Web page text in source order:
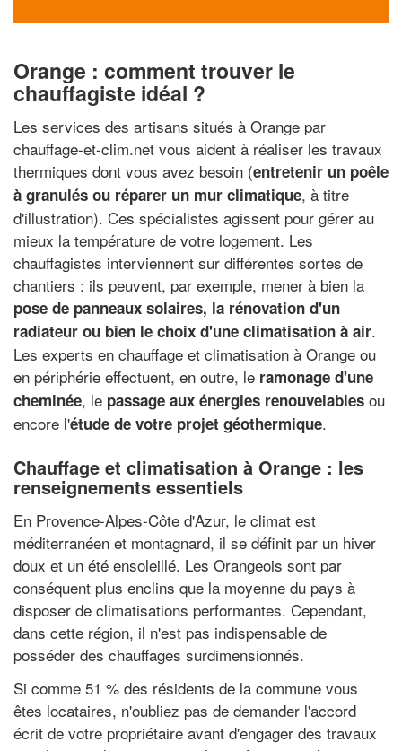
Orange : comment trouver le
chauffagiste idéal ?
Les services des artisans situés à Orange par
chauffage-et-clim.net vous aident à réaliser les travaux
thermiques dont vous avez besoin (entretenir un poêle
à granulés ou réparer un mur climatique, à titre
d'illustration). Ces spécialistes agissent pour gérer au
mieux la température de votre logement. Les
chauffagistes interviennent sur différentes sortes de
chantiers : ils peuvent, par exemple, mener à bien la
pose de panneaux solaires, la rénovation d'un
radiateur ou bien le choix d'une climatisation à air.
Les experts en chauffage et climatisation à Orange ou
en périphérie effectuent, en outre, le ramonage d'une
cheminée, le passage aux énergies renouvelables ou
encore l'étude de votre projet géothermique.
Chauffage et climatisation à Orange : les
renseignements essentiels
En Provence-Alpes-Côte d'Azur, le climat est
méditerranéen et montagnard, il se définit par un hiver
doux et un été ensoleillé. Les Orangeois sont par
conséquent plus enclins que la moyenne du pays à
disposer de climatisations performantes. Cependant,
dans cette région, il n'est pas indispensable de
posséder des chauffages surdimensionnés.
Si comme 51 % des résidents de la commune vous
êtes locataires, n'oubliez pas de demander l'accord
écrit de votre propriétaire avant d'engager des travaux